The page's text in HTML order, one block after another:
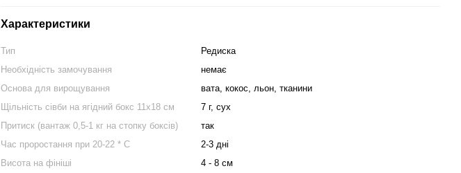
Характеристики
Тип
Редиска
Необхідність замочування
немає
Основа для вирощування
вата, кокос, льон, тканини
Щільність сівби на ягідний бокс 11х18 см
7 г, сух
Притиск (вантаж 0,5-1 кг на стопку боксів)
так
Час проростання при 20-22 * C
2-3 дні
Висота на фініші
4 - 8 см